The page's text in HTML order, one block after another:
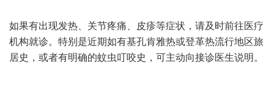
如果有出现发热、关节疼痛、皮疹等症状，请及时前往医疗
机构就诊。特别是近期如有基孔肯雅热或登革热流行地区旅
居史，或者有明确的蚊虫叮咬史，可主动向接诊医生说明。